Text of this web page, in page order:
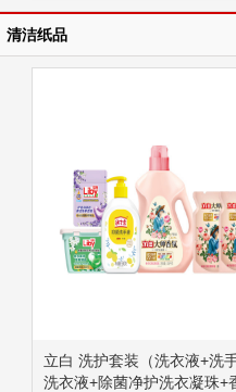
清洁纸品
立白 洗护套装（洗衣液+洗
洗衣液+除菌净护洗衣凝珠+